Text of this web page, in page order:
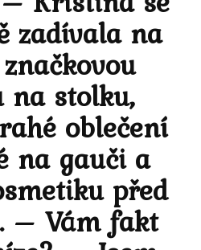
zadívala na
na stolku,
oblečení
na gauči a
před
– Vám fakt